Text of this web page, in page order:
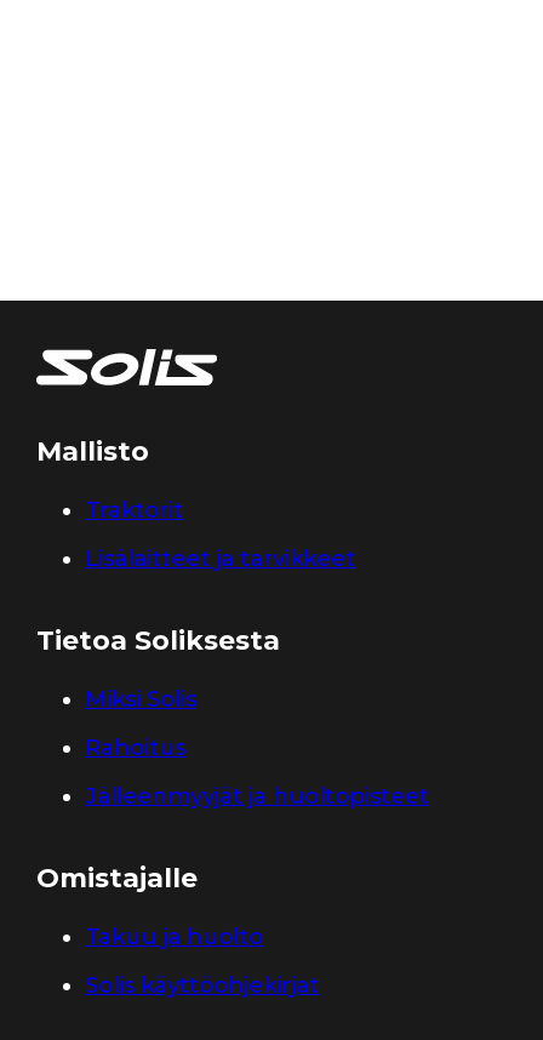
Mallisto
Traktorit
Lisälaitteet ja tarvikkeet
Tietoa Soliksesta
Miksi Solis
Rahoitus
Jälleenmyyjät ja huoltopisteet
Omistajalle
Takuu ja huolto
Solis käyttöohjekirjat